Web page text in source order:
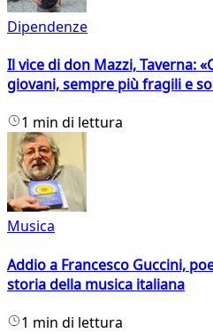
Dipendenze
Il vice di don Mazzi, Taverna:
giovani, sempre più fragili e
1 min di lettura
Musica
Addio a Francesco Guccini,
storia della musica italiana
1 min di lettura